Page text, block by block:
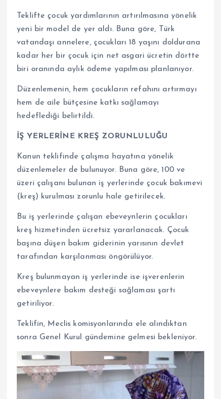
Teklifte çocuk yardımlarının artırılmasına yönelik
yeni bir model de yer aldı. Buna göre, Türk
vatandaşı annelere, çocukları 18 yaşını doldurana
kadar her bir çocuk için net asgari ücretin dörtte
biri oranında aylık ödeme yapılması planlanıyor.
Düzenlemenin, hem çocukların refahını artırmayı
hem de aile bütçesine katkı sağlamayı
hedeflediği belirtildi.
İŞ YERLERİNE KREŞ ZORUNLULUĞU
Kanun teklifinde çalışma hayatına yönelik
düzenlemeler de bulunuyor. Buna göre, 100 ve
üzeri çalışanı bulunan iş yerlerinde çocuk bakımevi
(kreş) kurulması zorunlu hale getirilecek.
Bu iş yerlerinde çalışan ebeveynlerin çocukları
kreş hizmetinden ücretsiz yararlanacak. Çocuk
başına düşen bakım giderinin yarısının devlet
tarafından karşılanması öngörülüyor.
Kreş bulunmayan iş yerlerinde ise işverenlerin
ebeveynlere bakım desteği sağlaması şartı
getiriliyor.
Teklifin, Meclis komisyonlarında ele alındıktan
sonra Genel Kurul gündemine gelmesi bekleniyor.